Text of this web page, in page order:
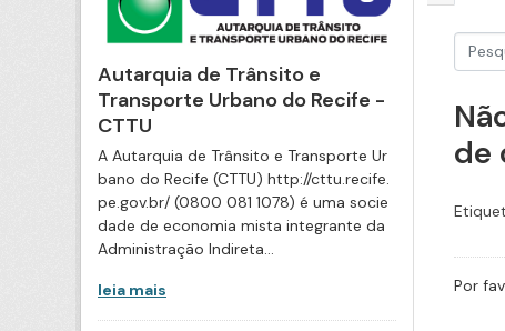
Autarquia de Trânsito e
Transporte Urbano do Recife -
CTTU
A Autarquia de Trânsito e Transporte Ur
bano do Recife (CTTU) http://cttu.recife.
pe.gov.br/ (0800 081 1078) é uma socie
dade de economia mista integrante da
Administração Indireta...
leia mais
de
Por